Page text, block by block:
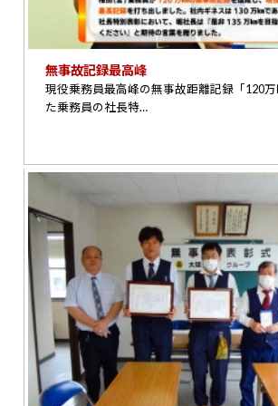
無事故記録最高峰
現役乗務員最高峰の無事故距離記録「120
た乗務員の社長特…